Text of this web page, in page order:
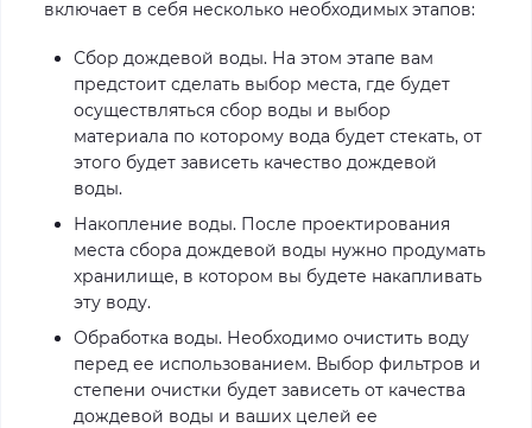
включает в себя несколько необходимых этапов:
Сбор дождевой воды. На этом этапе вам
предстоит сделать выбор места, где будет
осуществляться сбор воды и выбор
материала по которому вода будет стекать, от
этого будет зависеть качество дождевой
воды.
Накопление воды. После проектирования
места сбора дождевой воды нужно продумать
хранилище, в котором вы будете накапливать
эту воду.
Обработка воды. Необходимо очистить воду
перед ее использованием. Выбор фильтров и
степени очистки будет зависеть от качества
дождевой воды и ваших целей ее